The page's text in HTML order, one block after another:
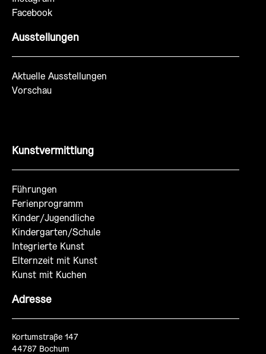
Facebook
Ausstellungen
Aktuelle Ausstellungen
Vorschau
Kunstvermittlung
Führungen
Ferienprogramm
Kinder/Jugendliche
Kindergarten/Schule
Integrierte Kunst
Elternzeit mit Kunst
Kunst mit Kuchen
Adresse
Kortumstraße 147
44787 Bochum